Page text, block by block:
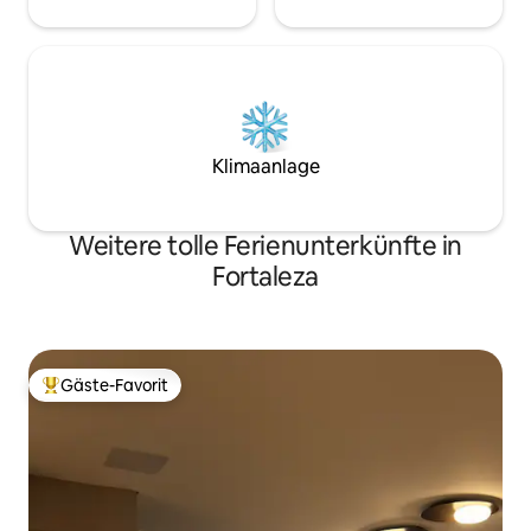
Klimaanlage
Weitere tolle Ferienunterkünfte in
Fortaleza
Beliebter Gäste-Favorit.
Gäste-Favorit